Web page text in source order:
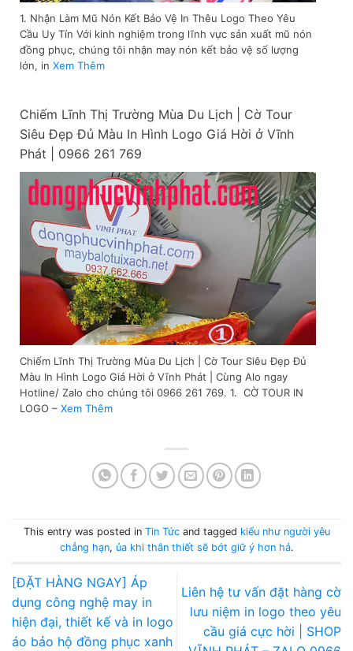
1. Nhận Làm Mũ Nón Kết Bảo Vệ In Thêu Logo Theo Yêu
Cầu Uy Tín Với kinh nghiệm trong lĩnh vực sản xuất mũ nón
đồng phục, chúng tôi nhận may nón kết bảo vệ số lượng
lớn, in Xem Thêm
Chiếm Lĩnh Thị Trường Mùa Du Lịch | Cờ Tour
Siêu Đẹp Đủ Màu In Hình Logo Giá Hời ở Vĩnh
Phát | 0966 261 769
Chiếm Lĩnh Thị Trường Mùa Du Lịch | Cờ Tour Siêu Đẹp Đủ
Màu In Hình Logo Giá Hời ở Vĩnh Phát | Cùng Alo ngay
Hotline/ Zalo cho chúng tôi 0966 261 769. 1. CỜ TOUR IN
LOGO – Xem Thêm
This entry was posted in Tin Tứcand tagged kiểu như người yêu
chẳng hạn, ủa khi thân thiết sẽ bớt giữ ý hơn hả.
[ĐẶT HÀNG NGAY] Áp
dụng công nghệ may in
hiện đại, thiết kế và in logo
áo bảo hộ đồng phục xanh
Liên hệ tư vấn đặt hàng cờ
lưu niệm in logo theo yêu
cầu giá cực hời | SHOP